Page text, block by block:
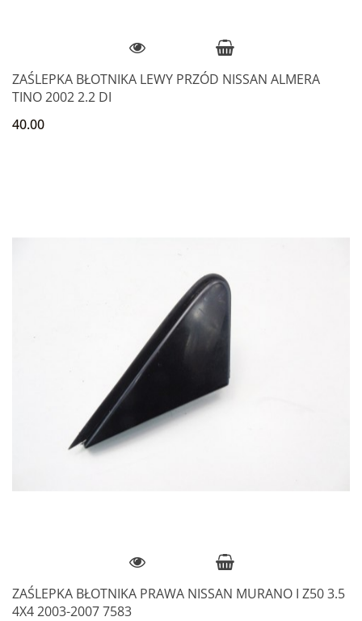
ZAŚLEPKA BŁOTNIKA LEWY PRZÓD NISSAN ALMERA
TINO 2002 2.2 DI
40.00
ZAŚLEPKA BŁOTNIKA PRAWA NISSAN MURANO I Z50 3.5
4X4 2003-2007 7583